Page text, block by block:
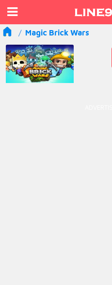
Magic Brick Wars